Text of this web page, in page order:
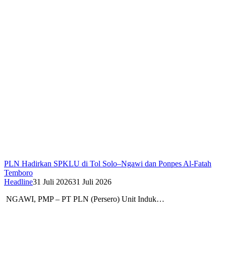
PLN Hadirkan SPKLU di Tol Solo–Ngawi dan Ponpes Al-Fatah
Temboro
Headline31 Juli 202631 Juli 2026
NGAWI, PMP – PT PLN (Persero) Unit Induk…